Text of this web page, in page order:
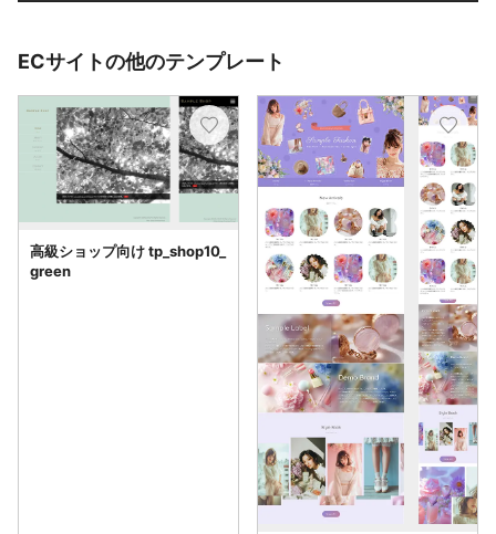
ECサイトの他のテンプレート
高級ショップ向け tp_shop10_
green